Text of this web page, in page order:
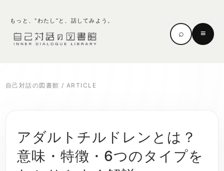
もっと、“わたし”と、話してみよう。
⌕ ≡
自己対話の図書館 / ARTICLE
アダルトチルドレンとは？
意味・特徴・6つのタイプを